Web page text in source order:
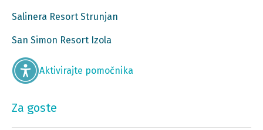
Salinera Resort Strunjan
San Simon Resort Izola
Aktivirajte pomočnika
Za goste